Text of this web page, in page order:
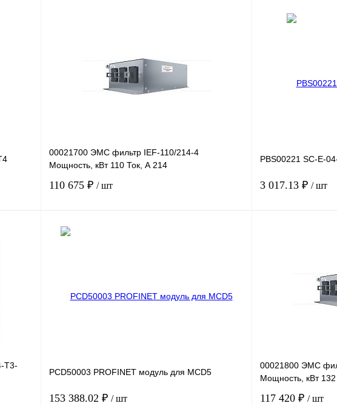
00021700 ЭМС фильтр IEF-110/214-4
Мощность, кВт 110 Ток, А 214
110 675 ₽ / шт
PBS00221 SC-E-
3 017.13 ₽ / шт
T3-
PCD50003 PROFINET модуль для MCD5
153 388.02 ₽ / шт
00021800 ЭМС
Мощность, кВт
117 420 ₽ / шт